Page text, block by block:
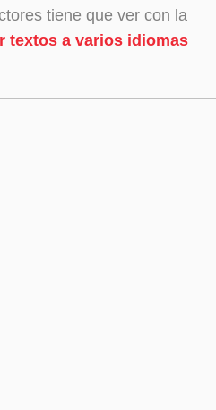
tiene que ver con la
textos a varios idiomas